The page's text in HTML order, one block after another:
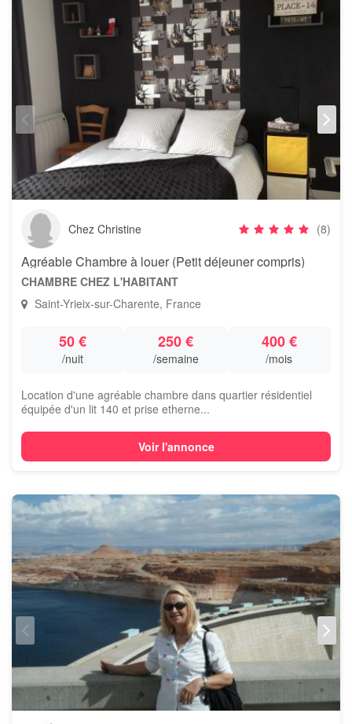
Chez Christine (8)
Agréable Chambre à louer (Petit déjeuner compris)
CHAMBRE CHEZ L'HABITANT
Saint-Yrieix-sur-Charente, France
50 €
/nuit
250 €
/semaine
400 €
/mois
Location d'une agréable chambre dans quartier résidentiel
équipée d'un lit 140 et prise etherne...
Voir l'annonce